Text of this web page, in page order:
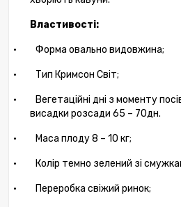
Властивості:
· Форма овально видовжина;
· Тип Кримсон Світ;
· Вегетаційні дні з моменту
висадки розсади 65 – 70дн.
· Маса плоду 8 – 10 кг;
· Колір темно зелений зі
· Переробка свіжий ринок;